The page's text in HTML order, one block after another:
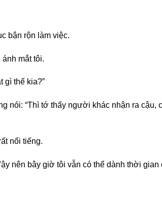
bận rộn làm việc.
mắt tôi.
gì thế kia?”
nói: “Thì tớ thấy người khác nhận ra cậu,
nổi tiếng.
nên bây giờ tôi vẫn có thể dành thời